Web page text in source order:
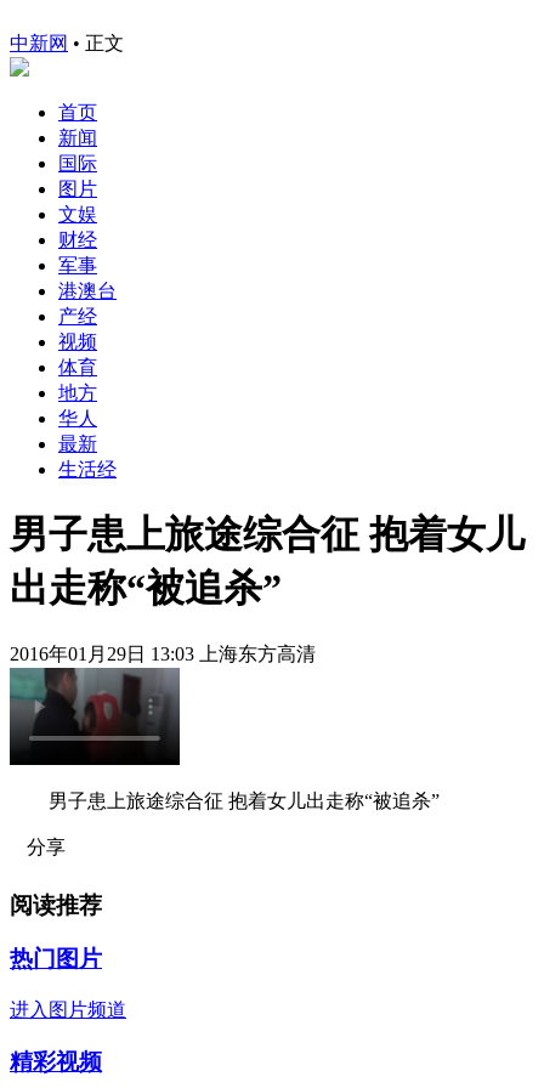
中新网 • 正文
首页
新闻
国际
图片
文娱
财经
军事
港澳台
产经
视频
体育
地方
华人
最新
生活经
男子患上旅途综合征 抱着女儿
出走称“被追杀”
2016年01月29日 13:03 上海东方高清
男子患上旅途综合征 抱着女儿出走称“被追杀”
分享
阅读推荐
热门图片
进入图片频道
精彩视频